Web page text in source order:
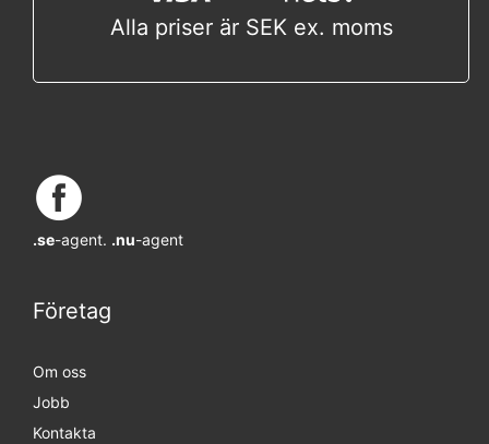
Alla priser är SEK ex. moms
.se-agent. .nu-agent
Företag
Om oss
Jobb
Kontakta